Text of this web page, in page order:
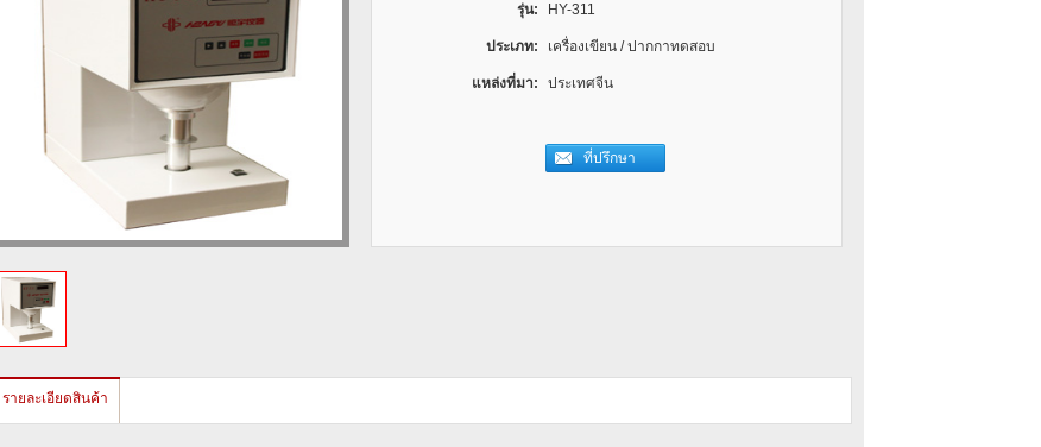
รุ่น: HY-311
ประเภท: เครื่องเขียน / ปากกาทดสอบ
แหล่งที่มา: ประเทศจีน
รายละเอียดสินค้า